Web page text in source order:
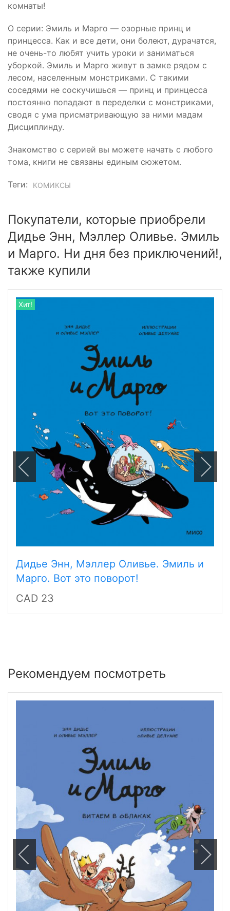
комнаты!
О серии: Эмиль и Марго — озорные принц и
принцесса. Как и все дети, они болеют, дурачатся,
не очень-то любят учить уроки и заниматься
уборкой. Эмиль и Марго живут в замке рядом с
лесом, населенным монстриками. С такими
соседями не соскучишься — принц и принцесса
постоянно попадают в переделки с монстриками,
сводя с ума присматривающую за ними мадам
Дисциплинду.
Знакомство с серией вы можете начать с любого
тома, книги не связаны единым сюжетом.
Теги: КОМИКСЫ
Покупатели, которые приобрели
Дидье Энн, Мэллер Оливье. Эмиль
и Марго. Ни дня без приключений!,
также купили
Дидье Энн, Мэллер Оливье. Эмиль и
Марго. Вот это поворот!
CAD 23
Хит!
Рекомендуем посмотреть